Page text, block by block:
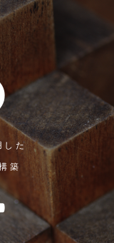
した
築